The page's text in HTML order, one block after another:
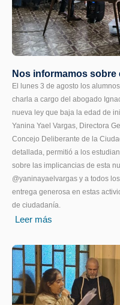
Nos informamos sobre
El lunes 3 de agosto los
charla a cargo del abogado
nueva ley que baja la edad de
Yanina Yael Vargas, Directora
Concejo Deliberante de la
detallada, permitió a los
sobre las implicancias de esta
@yaninayaelvargas y a todos
entrega generosa en estas
de ciudadanía.
Leer más